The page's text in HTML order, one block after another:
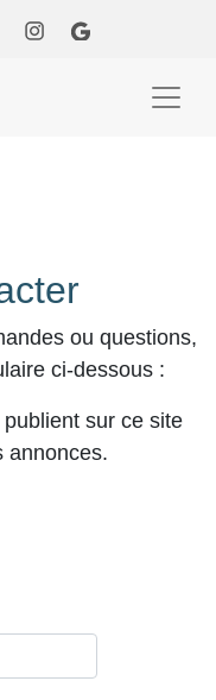
ou questions,
ci-dessous :
sur ce site
annonces.